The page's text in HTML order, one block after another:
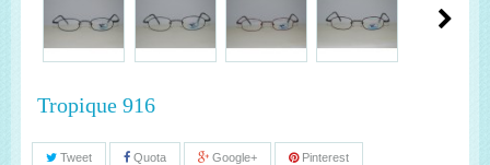
Tropique 916
Tweet Quota Google+ Pinterest